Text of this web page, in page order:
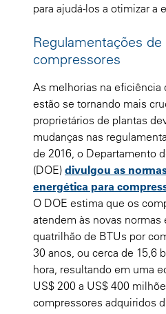
para ajudá-los a otimizar a
Regulamentações
compressores
As melhorias na eficiência
estão se tornando mais
proprietários de plantas
mudanças nas
de 2016, o Departamento
(DOE) divulgou as
energética para
O DOE estima que os
atendem às novas normas
quatrilhão de BTUs por
30 anos, ou cerca de 15,6
hora, resultando em uma
US$ 200 a US$ 400
compressores adquiridos